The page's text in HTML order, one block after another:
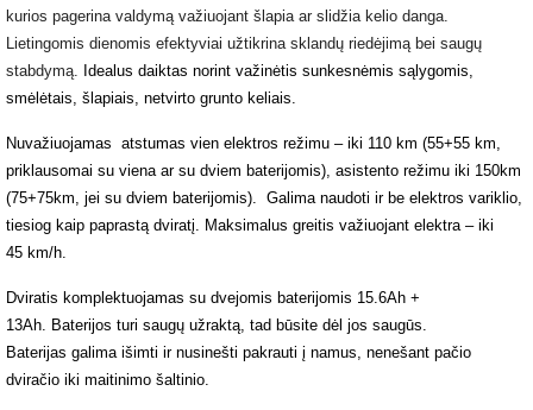
kurios pagerina valdymą važiuojant šlapia ar slidžia kelio danga.
Lietingomis dienomis efektyviai užtikrina sklandų riedėjimą bei saugų
stabdymą. Idealus daiktas norint važinėtis sunkesnėmis sąlygomis,
smėlėtais, šlapiais, netvirto grunto keliais.
Nuvažiuojamas atstumas vien elektros režimu – iki 110 km (55+55 km,
priklausomai su viena ar su dviem baterijomis), asistento režimu iki 150km
(75+75km, jei su dviem baterijomis). Galima naudoti ir be elektros variklio,
tiesiog kaip paprastą dviratį. Maksimalus greitis važiuojant elektra – iki
45 km/h.
Dviratis komplektuojamas su dvejomis baterijomis 15.6Ah +
13Ah. Baterijos turi saugų užraktą, tad būsite dėl jos saugūs.
Baterijas galima išimti ir nusinešti pakrauti į namus, nenešant pačio
dviračio iki maitinimo šaltinio.